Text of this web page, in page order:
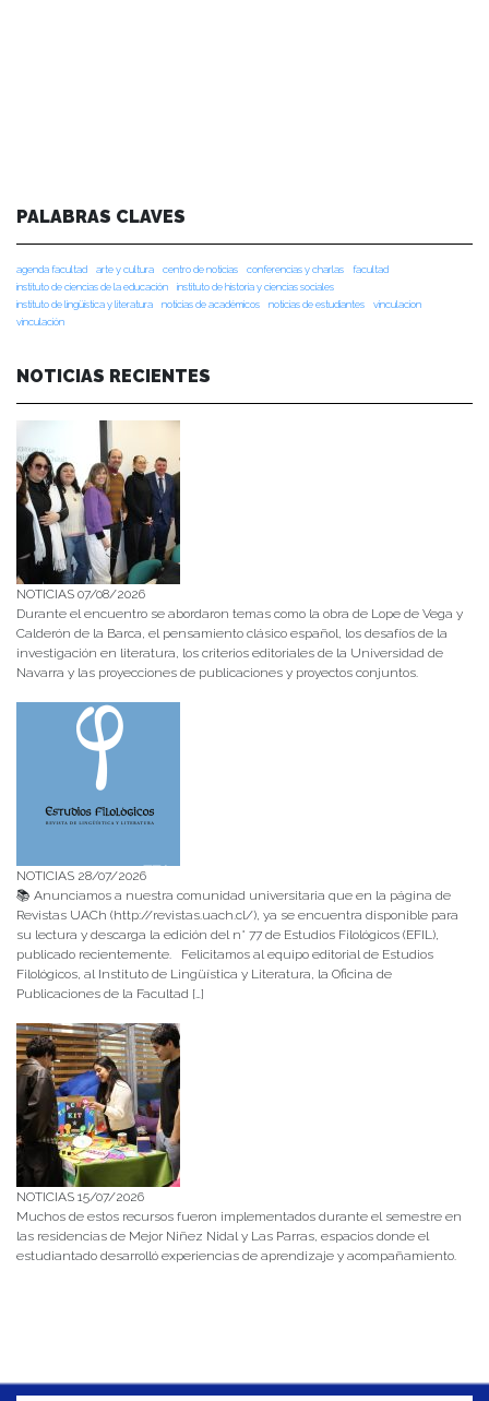
PALABRAS CLAVES
agenda facultad arte y cultura centro de noticias conferencias y charlas
facultad
instituto de ciencias de la educación
instituto de historia y ciencias sociales
instituto de lingüística y literatura
noticias de académicos noticias de estudiantes
vinculacion
vinculación
NOTICIAS RECIENTES
NOTICIAS 07/08/2026
Durante el encuentro se abordaron temas como la obra de Lope de Vega y
Calderón de la Barca, el pensamiento clásico español, los desafíos de la
investigación en literatura, los criterios editoriales de la Universidad de
Navarra y las proyecciones de publicaciones y proyectos conjuntos.
NOTICIAS 28/07/2026
📚 Anunciamos a nuestra comunidad universitaria que en la página de
Revistas UACh (http://revistas.uach.cl/), ya se encuentra disponible para
su lectura y descarga la edición del n° 77 de Estudios Filológicos (EFIL),
publicado recientemente. Felicitamos al equipo editorial de Estudios
Filológicos, al Instituto de Lingüística y Literatura, la Oficina de
Publicaciones de la Facultad […]
NOTICIAS 15/07/2026
Muchos de estos recursos fueron implementados durante el semestre en
las residencias de Mejor Niñez Nidal y Las Parras, espacios donde el
estudiantado desarrolló experiencias de aprendizaje y acompañamiento.